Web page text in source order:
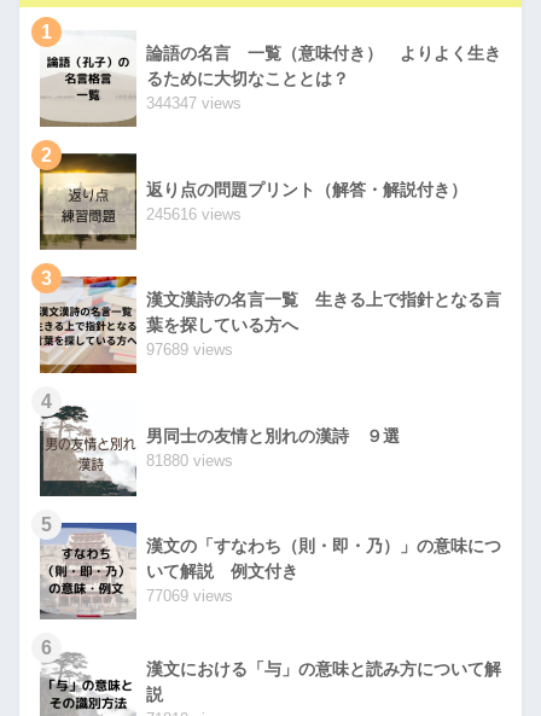
1
論語の名言 一覧（意味付き） よりよく生き
るために大切なこととは？
344347 views
2
返り点の問題プリント（解答・解説付き）
245616 views
3
漢文漢詩の名言一覧 生きる上で指針となる言
葉を探している方へ
97689 views
4
男同士の友情と別れの漢詩 ９選
81880 views
5
漢文の「すなわち（則・即・乃）」の意味につ
いて解説 例文付き
77069 views
6
漢文における「与」の意味と読み方について解
説